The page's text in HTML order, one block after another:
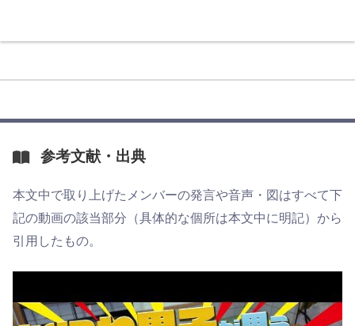
参考文献・出典
本文中で取り上げたメンバーの発言や音声・図はすべて下
記の動画の該当部分（具体的な個所は本文中に明記）から
引用したもの。